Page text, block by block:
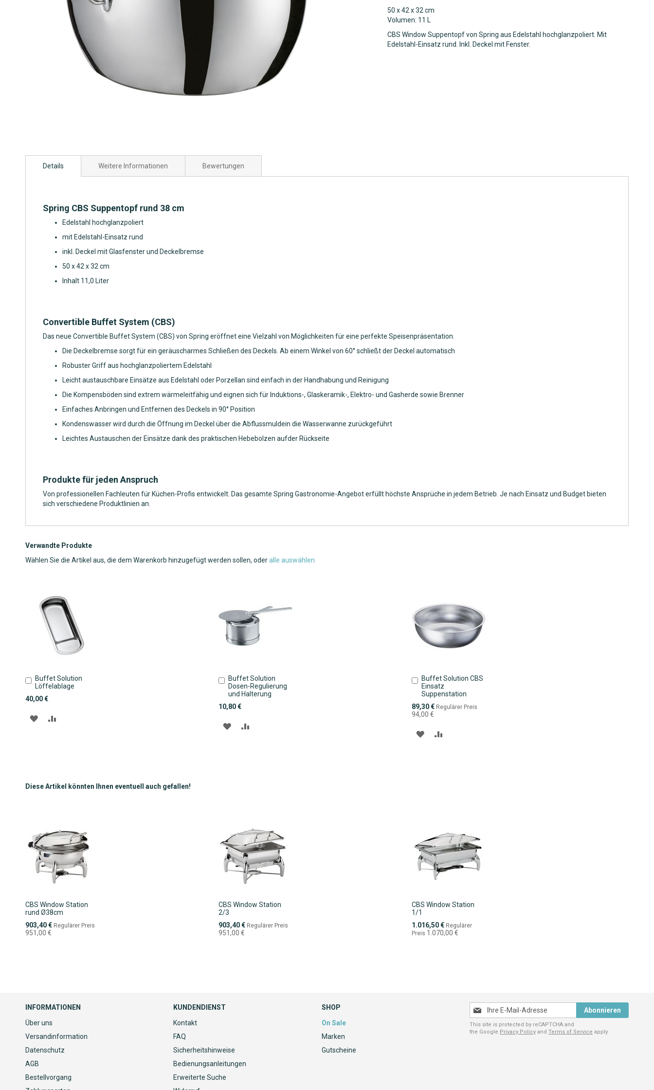
Anfang
50 x 42 x 32 cm
Volumen: 11 L
CBS Window Suppentopf von Spring aus Edelstahl hochglanzpoliert. Mit
Edelstahl-Einsatz rund. Inkl. Deckel mit Fenster.
Details
Spring CBS Suppentopf rund 38 cm
Edelstahl hochglanzpoliert
mit Edelstahl-Einsatz rund
inkl. Deckel mit Glasfenster und Deckelbremse
50 x 42 x 32 cm
Inhalt 11,0 Liter
Convertible Buffet System (CBS)
Das neue Convertible Buffet System (CBS) von Spring eröffnet eine Vielzahl von Möglichkeiten für eine perfekte Speisenpräsentation.
Die Deckelbremse sorgt für ein geräuscharmes Schließen des Deckels. Ab einem Winkel von 60° schließt der Deckel automatisch
Robuster Griff aus hochglanzpoliertem Edelstahl
Leicht austauschbare Einsätze aus Edelstahl oder Porzellan sind einfach in der Handhabung und Reinigung
Die Kompensböden sind extrem wärmeleitfähig und eignen sich für Induktions-, Glaskeramik-, Elektro- und Gasherde sowie Brenner
Einfaches Anbringen und Entfernen des Deckels in 90° Position
Kondenswasser wird durch die Öffnung im Deckel über die Abflussmuldein die Wasserwanne zurückgeführt
Leichtes Austauschen der Einsätze dank des praktischen Hebebolzen aufder Rückseite
Produkte für jeden Anspruch
Von professionellen Fachleuten für Küchen-Profis entwickelt. Das gesamte Spring Gastronomie-Angebot erfüllt höchste Ansprüche in jedem Betrieb. Je nach Einsatz und Budget bieten
sich verschiedene Produktlinien an.
Weitere Informationen Bewertungen
Verwandte Produkte
Wählen Sie die Artikel aus, die dem Warenkorb hinzugefügt werden sollen, oderalle auswählen
Buffet Solution
Löffelablage
40,00 €
In
den
Warenkorb
ZUR
Buffet Solution
Dosen-Regulierung
und Halterung
10,80 €
In
den
Warenkorb
ZUR
Buffet Solution CBS
Einsatz
Suppenstation
Sonderpreis
89,30 € Regulärer Preis
94,00 €
In
den
Warenkorb
ZUR
Diese Artikel könnten Ihnen eventuell auch gefallen!
CBS Window Station
rund Ø38cm
Sonderpreis
903,40 € Regulärer Preis
951,00 €
CBS Window Station
2/3
Sonderpreis
903,40 € Regulärer Preis
951,00 €
CBS Window Station
1/1
Sonderpreis
1.016,50 € Regulärer
Preis 1.070,00 €
INFORMATIONEN
Über uns
Versandinformation
Datenschutz
AGB
Bestellvorgang
KUNDENDIENST
Kontakt
FAQ
Sicherheitshinweise
Bedienungsanleitungen
Erweiterte Suche
SHOP
On Sale
Marken
Gutscheine
Melden
Sie
sich
für
Abonnieren
This site is protected by reCAPTCHA and
the Google Privacy Policyand Terms of Service apply.